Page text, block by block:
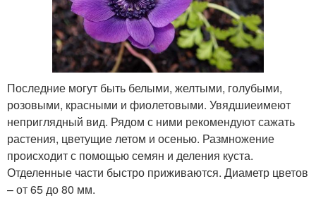
Последние могут быть белыми, желтыми, голубыми,
розовыми, красными и фиолетовыми. Увядшиеимеют
неприглядный вид. Рядом с ними рекомендуют сажать
растения, цветущие летом и осенью. Размножение
происходит с помощью семян и деления куста.
Отделенные части быстро приживаются. Диаметр цветов
– от 65 до 80 мм.